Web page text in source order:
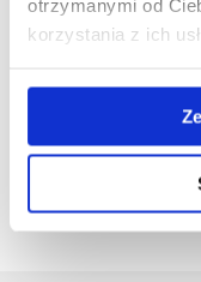
otrzymanymi od
korzystania z ich
Konferencje, sesje,